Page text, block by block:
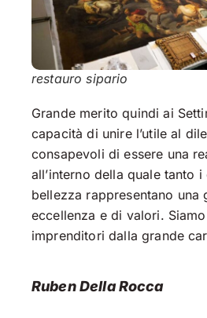
restauro sipario
Grande merito quindi ai
capacità di unire l’utile al
consapevoli di essere una
all’interno della quale tanto
bellezza rappresentano una
eccellenza e di valori.
imprenditori dalla grande
Ruben Della Rocca